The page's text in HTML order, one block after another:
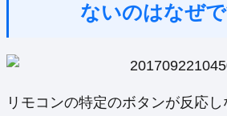
ないのはなぜ
リモコンの特定のボタンが反応